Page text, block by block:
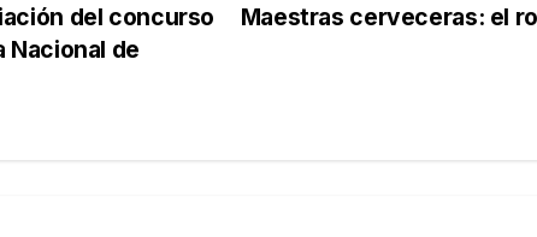
Maestras cerveceras: el
del concurso
Nacional de